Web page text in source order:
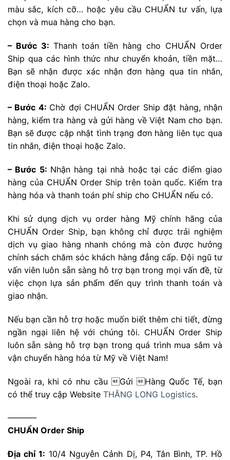
màu sắc, kích cỡ… hoặc yêu cầu CHUẨN tư vấn, lựa
chọn và mua hàng cho bạn.
– Bước 3: Thanh toán tiền hàng cho CHUẨN Order
Ship qua các hình thức như chuyển khoản, tiền mặt…
Bạn sẽ nhận được xác nhận đơn hàng qua tin nhắn,
điện thoại hoặc Zalo.
– Bước 4: Chờ đợi CHUẨN Order Ship đặt hàng, nhận
hàng, kiểm tra hàng và gửi hàng về Việt Nam cho bạn.
Bạn sẽ được cập nhật tình trạng đơn hàng liên tục qua
tin nhắn, điện thoại hoặc Zalo.
– Bước 5: Nhận hàng tại nhà hoặc tại các điểm giao
hàng của CHUẨN Order Ship trên toàn quốc. Kiểm tra
hàng hóa và thanh toán phí ship cho CHUẨN nếu có.
Khi sử dụng dịch vụ order hàng Mỹ chính hãng của
CHUẨN Order Ship, bạn không chỉ được trải nghiệm
dịch vụ giao hàng nhanh chóng mà còn được hưởng
chính sách chăm sóc khách hàng đẳng cấp. Đội ngũ tư
vấn viên luôn sẵn sàng hỗ trợ bạn trong mọi vấn đề, từ
việc chọn lựa sản phẩm đến quy trình thanh toán và
giao nhận.
Nếu bạn cần hỗ trợ hoặc muốn biết thêm chi tiết, đừng
ngần ngại liên hệ với chúng tôi. CHUẨN Order Ship
luôn sẵn sàng hỗ trợ bạn trong quá trình mua sắm và
vận chuyển hàng hóa từ Mỹ về Việt Nam!
Ngoài ra, khi có nhu cầu Gửi Hàng Quốc Tế, bạn
có thể truy cập Website THĂNG LONG Logistics.
———–
CHUẨN Order Ship
Địa chỉ 1: 10/4 Nguyễn Cảnh Dị, P4, Tân Bình, TP. Hồ